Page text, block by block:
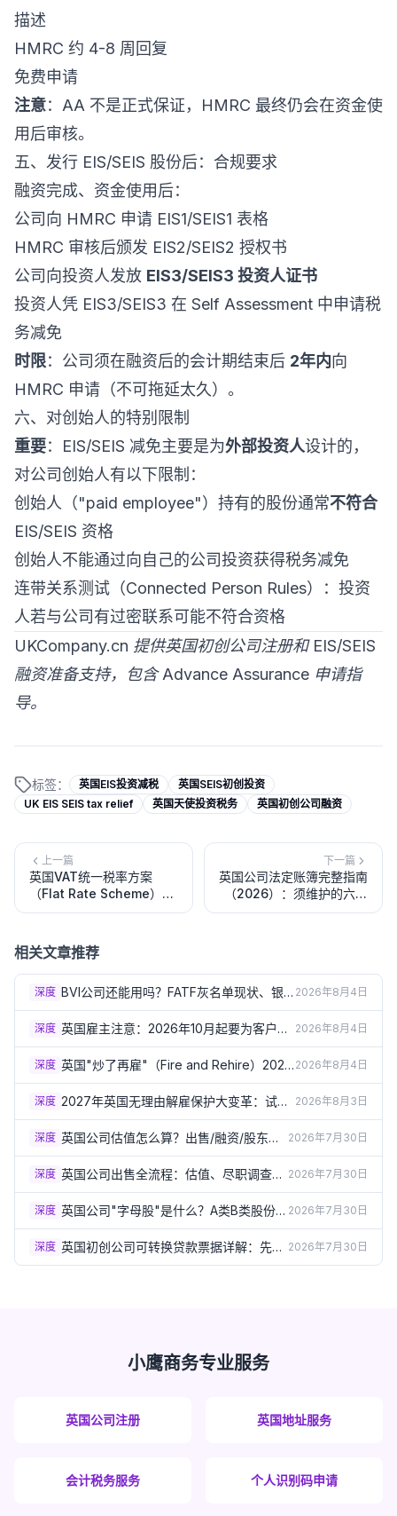
描述
HMRC 约 4-8 周回复
免费申请
注意：AA 不是正式保证，HMRC 最终仍会在资金使
用后审核。
五、发行 EIS/SEIS 股份后：合规要求
融资完成、资金使用后：
公司向 HMRC 申请 EIS1/SEIS1 表格
HMRC 审核后颁发 EIS2/SEIS2 授权书
公司向投资人发放 EIS3/SEIS3 投资人证书
投资人凭 EIS3/SEIS3 在 Self Assessment 中申请税
务减免
时限：公司须在融资后的会计期结束后 2年内向
HMRC 申请（不可拖延太久）。
六、对创始人的特别限制
重要：EIS/SEIS 减免主要是为外部投资人设计的，
对公司创始人有以下限制：
创始人（"paid employee"）持有的股份通常不符合
EIS/SEIS 资格
创始人不能通过向自己的公司投资获得税务减免
连带关系测试（Connected Person Rules）：投资
人若与公司有过密联系可能不符合资格
UKCompany.cn 提供英国初创公司注册和 EIS/SEIS
融资准备支持，包含 Advance Assurance 申请指
导。
标签： 英国EIS投资减税
英国SEIS初创投资
UK EIS SEIS tax relief
英国天使投资税务 英国初创公司融资
上一篇
英国VAT统一税率方案
（Flat Rate Scheme）完
整指南（2026）：适用行
事项
下一篇
英国公司法定账簿完整指南
（2026）：须维护的六类
登记册、存放要求与违规后
相关文章推荐
深度 BVI公司还能用吗？FATF灰名单现状、银
行审查趋严与2026年三项合规新规详解
2026年8月4日
深度 英国雇主注意：2026年10月起要为客户骚
扰员工负责！第三方骚扰新规详解
2026年8月4日
深度 英国"炒了再雇"（Fire and Rehire）2026
年10月起原则禁止！P&O渡轮事件催生新
规详解
2026年8月4日
深度 2027年英国无理由解雇保护大变革：试用
期6个月、赔偿上限取消，雇主现在就要准
备
2026年8月3日
深度 英国公司估值怎么算？出售/融资/股东纠
纷都需要它（2026）
2026年7月30日
深度 英国公司出售全流程：估值、尽职调查和
股份销售vs资产销售（2026）
2026年7月30日
深度 英国公司"字母股"是什么？A类B类股份如
何灵活分配分红权（2026）
2026年7月30日
深度 英国初创公司可转换贷款票据详解：先借
钱再定估值的融资方式（2026）
2026年7月30日
小鹰商务专业服务
英国公司注册 英国地址服务
会计税务服务 个人识别码申请